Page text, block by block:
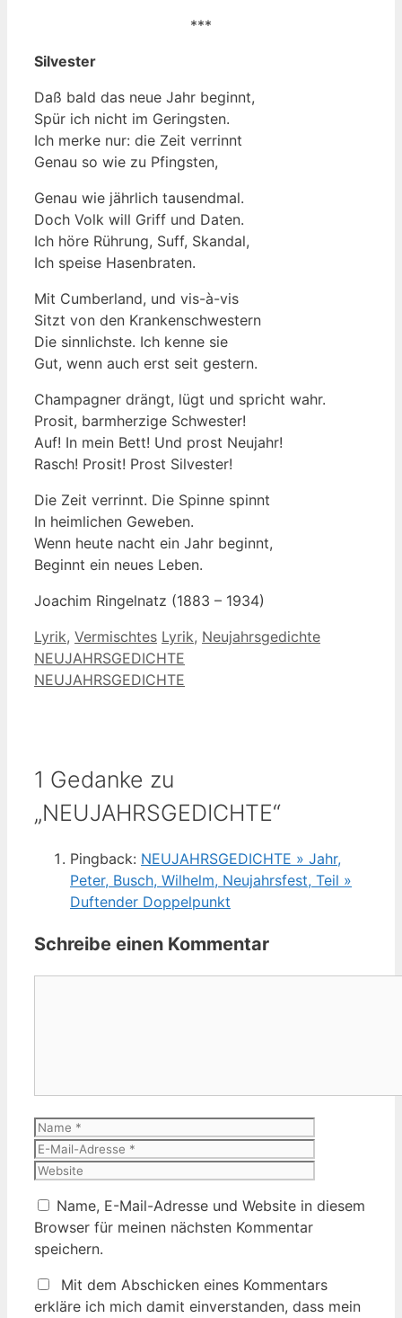
***
Silvester
Daß bald das neue Jahr beginnt,
Spür ich nicht im Geringsten.
Ich merke nur: die Zeit verrinnt
Genau so wie zu Pfingsten,
Genau wie jährlich tausendmal.
Doch Volk will Griff und Daten.
Ich höre Rührung, Suff, Skandal,
Ich speise Hasenbraten.
Mit Cumberland, und vis-à-vis
Sitzt von den Krankenschwestern
Die sinnlichste. Ich kenne sie
Gut, wenn auch erst seit gestern.
Champagner drängt, lügt und spricht wahr.
Prosit, barmherzige Schwester!
Auf! In mein Bett! Und prost Neujahr!
Rasch! Prosit! Prost Silvester!
Die Zeit verrinnt. Die Spinne spinnt
In heimlichen Geweben.
Wenn heute nacht ein Jahr beginnt,
Beginnt ein neues Leben.
Joachim Ringelnatz (1883 – 1934)
Kategorien
Lyrik, Vermischtes Schlagwörter
Lyrik, Neujahrsgedichte
NEUJAHRSGEDICHTE
NEUJAHRSGEDICHTE
1 Gedanke zu
„NEUJAHRSGEDICHTE“
Pingback: NEUJAHRSGEDICHTE » Jahr,
Peter, Busch, Wilhelm, Neujahrsfest, Teil »
Duftender Doppelpunkt
Schreibe einen Kommentar
Name
Name, E-Mail-Adresse und Website in diesem
Browser für meinen nächsten Kommentar
speichern.
Mit dem Abschicken eines Kommentars
erkläre ich mich damit einverstanden, dass mein